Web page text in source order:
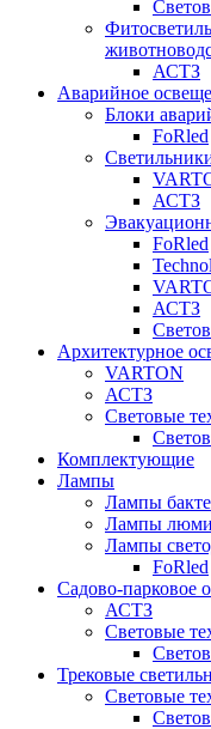
АСТЗ
Аварийное
Блоки
FoRled
АСТЗ
FoRled
АСТЗ
Архитектурное
VARTON
АСТЗ
Световые
Комплектующие
Лампы
Лампы
Лампы
Лампы
FoRled
Садово-парковое
АСТЗ
Световые
Трековые
Световые